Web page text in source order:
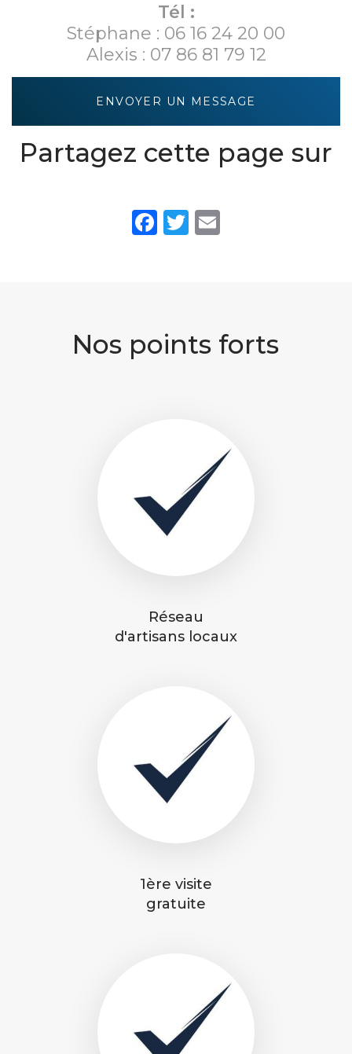
Tél :
Stéphane : 06 16 24 20 00
Alexis : 07 86 81 79 12
ENVOYER UN MESSAGE
Partagez cette page sur
Facebook
Twitter
Nos points forts
Réseau
d'artisans locaux
1ère visite
gratuite